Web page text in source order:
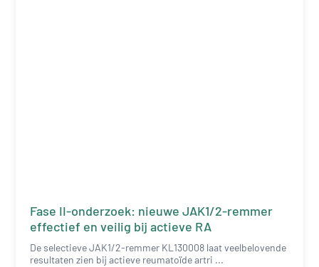
Fase II-onderzoek: nieuwe JAK1/2-remmer
effectief en veilig bij actieve RA
De selectieve JAK1/2-remmer KL130008 laat veelbelovende
resultaten zien bij actieve reumatoïde artri ...